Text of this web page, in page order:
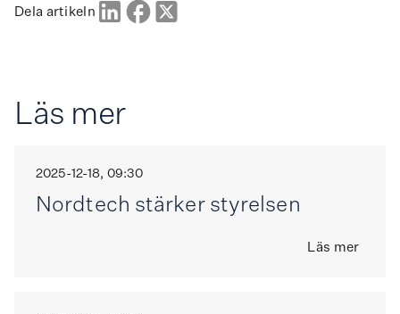
Dela artikeln
Läs mer
2025-12-18, 09:30
Nordtech stärker styrelsen
Läs mer